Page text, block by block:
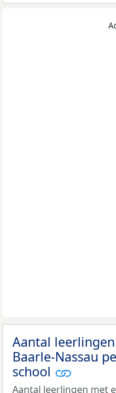
Aantal
Baarle-Nassau
school
Aantal leerlingen met